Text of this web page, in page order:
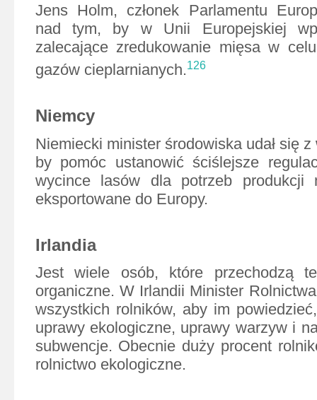
Jens Holm, członek Parlamentu
nad tym, by w Unii Europejskiej
zalecające zredukowanie mięsa w
gazów cieplarnianych.126
Niemcy
Niemiecki minister środowiska udał się
by pomóc ustanowić ściślejsze
wycince lasów dla potrzeb produkcji
eksportowane do Europy.
Irlandia
Jest wiele osób, które przechodzą
organiczne. W Irlandii Minister
wszystkich rolników, aby im
uprawy ekologiczne, uprawy warzyw i
subwencje. Obecnie duży procent
rolnictwo ekologiczne.